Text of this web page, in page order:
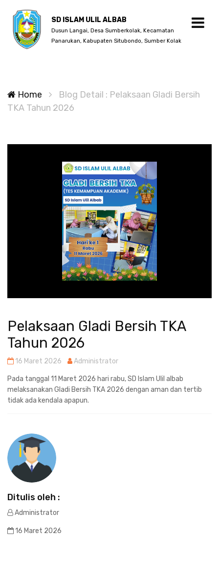
SD ISLAM ULIL ALBAB
Dusun Langai, Desa Sumberkolak, Kecamatan
Panarukan, Kabupaten Situbondo, Sumber Kolak
Home
Blog Detail : Pelaksaan Gladi Bersih
TKA Tahun 2026
Pelaksaan Gladi Bersih TKA
Tahun 2026
16 Maret 2026 Administrator
Pada tanggal 11 Maret 2026 hari rabu, SD Islam Ulil albab
melaksanakan Gladi Bersih TKA 2026 dengan aman dan tertib
tidak ada kendala apapun.
Ditulis oleh :
Administrator
16 Maret 2026